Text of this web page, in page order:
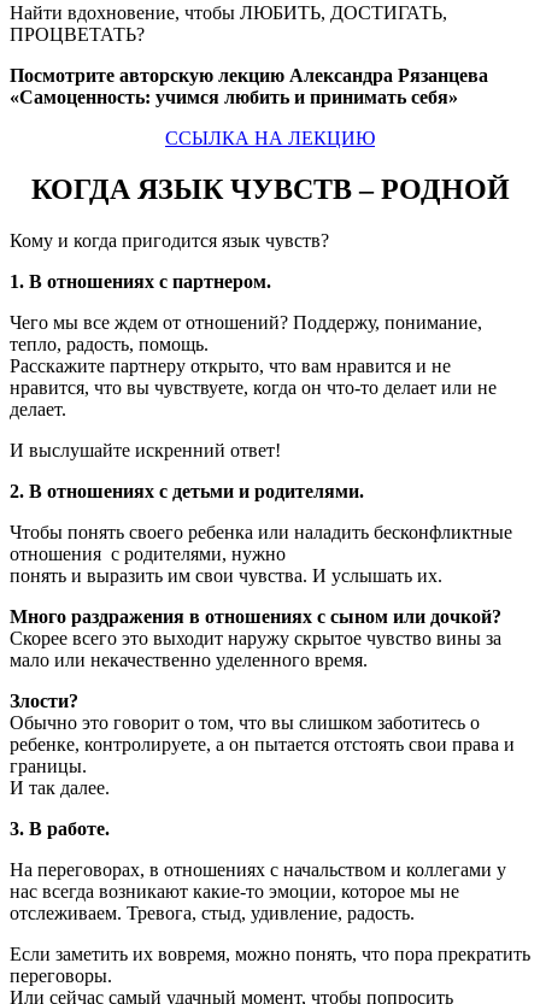
Найти вдохновение, чтобы ЛЮБИТЬ, ДОСТИГАТЬ,
ПРОЦВЕТАТЬ?
Посмотрите авторскую лекцию Александра Рязанцева
«Самоценность: учимся любить и принимать себя»
ССЫЛКА НА ЛЕКЦИЮ
КОГДА ЯЗЫК ЧУВСТВ – РОДНОЙ
Кому и когда пригодится язык чувств?
1. В отношениях с партнером.
Чего мы все ждем от отношений? Поддержу, понимание,
тепло, радость, помощь.
Расскажите партнеру открыто, что вам нравится и не
нравится, что вы чувствуете, когда он что-то делает или не
делает.
И выслушайте искренний ответ!
2. В отношениях с детьми и родителями.
Чтобы понять своего ребенка или наладить бесконфликтные
отношения с родителями, нужно
понять и выразить им свои чувства. И услышать их.
Много раздражения в отношениях с сыном или дочкой?
Скорее всего это выходит наружу скрытое чувство вины за
мало или некачественно уделенного время.
Злости?
Обычно это говорит о том, что вы слишком заботитесь о
ребенке, контролируете, а он пытается отстоять свои права и
границы.
И так далее.
3. В работе.
На переговорах, в отношениях с начальством и коллегами у
нас всегда возникают какие-то эмоции, которое мы не
отслеживаем. Тревога, стыд, удивление, радость.
Если заметить их вовремя, можно понять, что пора прекратить
переговоры.
Или сейчас самый удачный момент, чтобы попросить